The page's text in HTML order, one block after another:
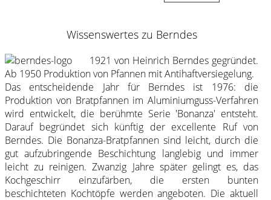
Wissenswertes zu Berndes
1921 von Heinrich Berndes gegründet.
Ab 1950 Produktion von Pfannen mit Antihaftversiegelung.
Das entscheidende Jahr für Berndes ist 1976: die
Produktion von Bratpfannen im Aluminiumguss-Verfahren
wird entwickelt, die berühmte Serie 'Bonanza' entsteht.
Darauf begründet sich künftig der excellente Ruf von
Berndes. Die Bonanza-Bratpfannen sind leicht, durch die
gut aufzubringende Beschichtung langlebig und immer
leicht zu reinigen. Zwanzig Jahre später gelingt es, das
Kochgeschirr einzufärben, die ersten bunten
beschichteten Kochtöpfe werden angeboten. Die aktuell